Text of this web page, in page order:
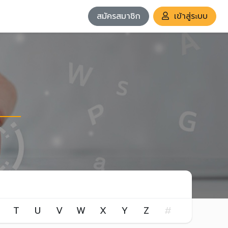
สมัครสมาชิก เข้าสู่ระบบ
T U V W X Y Z #